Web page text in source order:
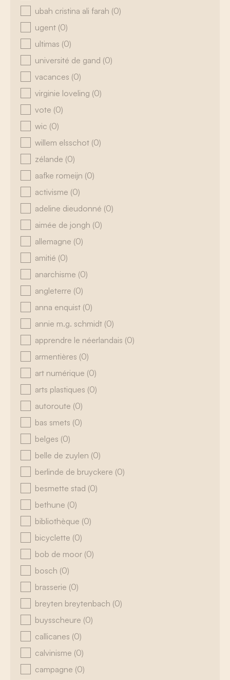
ubah cristina ali farah (0)
ugent (0)
ultimas (0)
université de gand (0)
vacances (0)
virginie loveling (0)
vote (0)
wic (0)
willem elsschot (0)
zélande (0)
aafke romeijn (0)
activisme (0)
adeline dieudonné (0)
aimée de jongh (0)
allemagne (0)
amitié (0)
anarchisme (0)
angleterre (0)
anna enquist (0)
annie m.g. schmidt (0)
apprendre le néerlandais (0)
armentières (0)
art numérique (0)
arts plastiques (0)
autoroute (0)
bas smets (0)
belges (0)
belle de zuylen (0)
berlinde de bruyckere (0)
besmette stad (0)
bethune (0)
bibliothèque (0)
bicyclette (0)
bob de moor (0)
bosch (0)
brasserie (0)
breyten breytenbach (0)
buysscheure (0)
callicanes (0)
calvinisme (0)
campagne (0)